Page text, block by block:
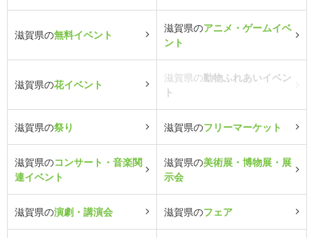
滋賀県の無料イベント
滋賀県のアニメ・ゲームイベ
ント
滋賀県の花イベント
滋賀県の動物ふれあいイベン
ト
滋賀県の祭り 滋賀県のフリーマーケット
滋賀県のコンサート・音楽関
連イベント
滋賀県の美術展・博物展・展
示会
滋賀県の演劇・講演会 滋賀県のフェア